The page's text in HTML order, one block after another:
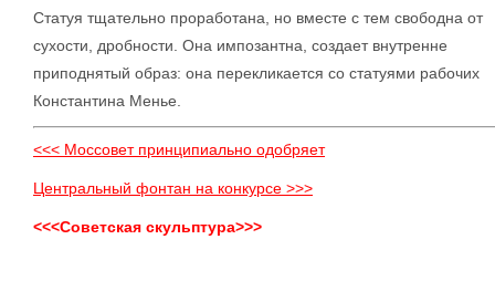
Статуя тщательно проработана, но вместе с тем свободна от
сухости, дробности. Она импозантна, создает внутренне
приподнятый образ: она перекликается со статуями рабочих
Константина Менье.
<<< Моссовет принципиально одобряет
Центральный фонтан на конкурсе >>>
<<<Советская скульптура>>>